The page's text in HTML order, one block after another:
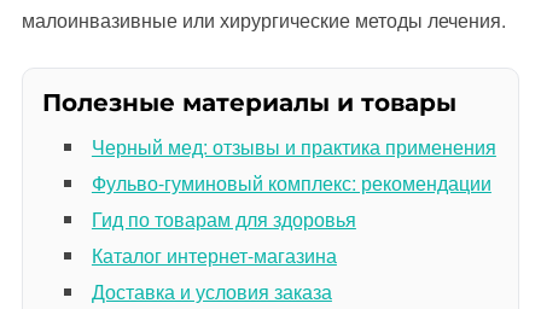
малоинвазивные или хирургические методы лечения.
Полезные материалы и товары
Черный мед: отзывы и практика применения
Фульво-гуминовый комплекс: рекомендации
Гид по товарам для здоровья
Каталог интернет-магазина
Доставка и условия заказа